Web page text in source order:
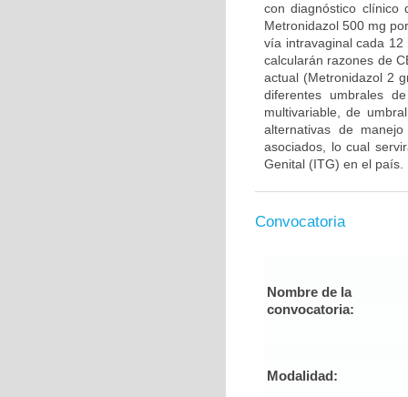
con diagnóstico clínico
Metronidazol 500 mg
vía intravaginal cada
calcularán razones de
actual (Metronidazol 2
diferentes umbrales
multivariable, de
alternativas de
asociados, lo cual
Genital (ITG) en el país.
Convocatoria
Nombre de la
convocatoria:
Modalidad: